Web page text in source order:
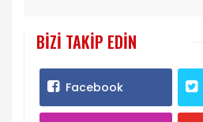
BIZI TAKIP EDIN
Facebook